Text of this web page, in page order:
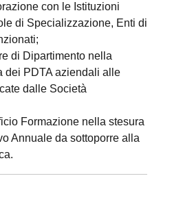
con le Istituzioni
di Specializzazione, Enti di
di Dipartimento nella
dei PDTA aziendali alle
dalle Società
Formazione nella stesura
Annuale da sottoporre alla